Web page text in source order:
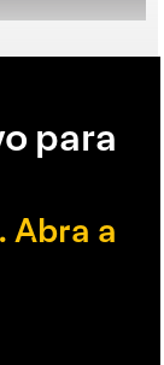
para
Abra a